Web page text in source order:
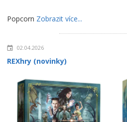
Popcorn Zobrazit více...
02.04.2026
REXhry (novinky)